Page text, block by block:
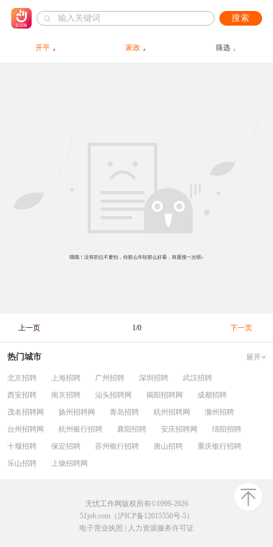
搜索
开平 家政 筛选
哦哦！没有职位不要怕，你那么年轻那么好看，再重搜一次呗~
上一页 1/0 下一页
热门城市 展开
北京招聘 上海招聘 广州招聘 深圳招聘
武汉招聘
西安招聘
南京招聘 汕头招聘网 揭阳招聘网
成都招聘
茂名招聘网
扬州招聘网 青岛招聘 杭州招聘网
滁州招聘
台州招聘网
杭州银行招聘 襄阳招聘 安庆招聘网
绵阳招聘
十堰招聘
保定招聘 苏州银行招聘 唐山招聘
重庆银行招聘
乐山招聘
上饶招聘网
无忧工作网版权所有©1999-2026
51job.com（沪ICP备12015550号-5）
电子营业执照
人力资源服务许可证